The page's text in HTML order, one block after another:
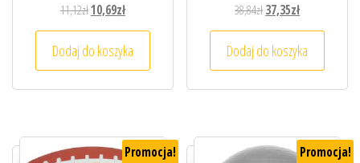
11,12złPierwotna cena wynosiła: 11,12zł.
10,69złAktualna cena wynosi: 10,69zł.
Dodaj do koszyka
38,84złPierwotna cena
37,35złAktualna cena
Dodaj do koszyka
Promocja! Promocja!